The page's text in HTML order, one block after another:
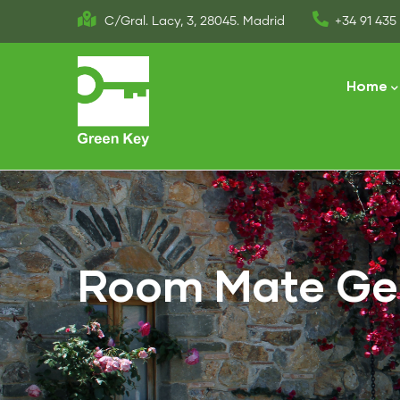
to
C/Gral. Lacy, 3, 28045. Madrid +34 91 435
Home
Room Mate